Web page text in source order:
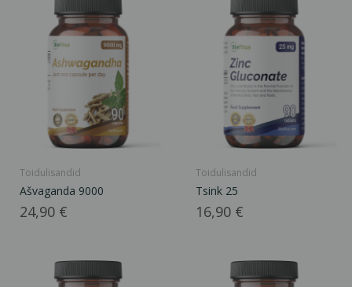
Toidulisandid
Ašvaganda 9000
Hind
24,90 €
Toidulisandid
Tsink 25
Hind
16,90 €